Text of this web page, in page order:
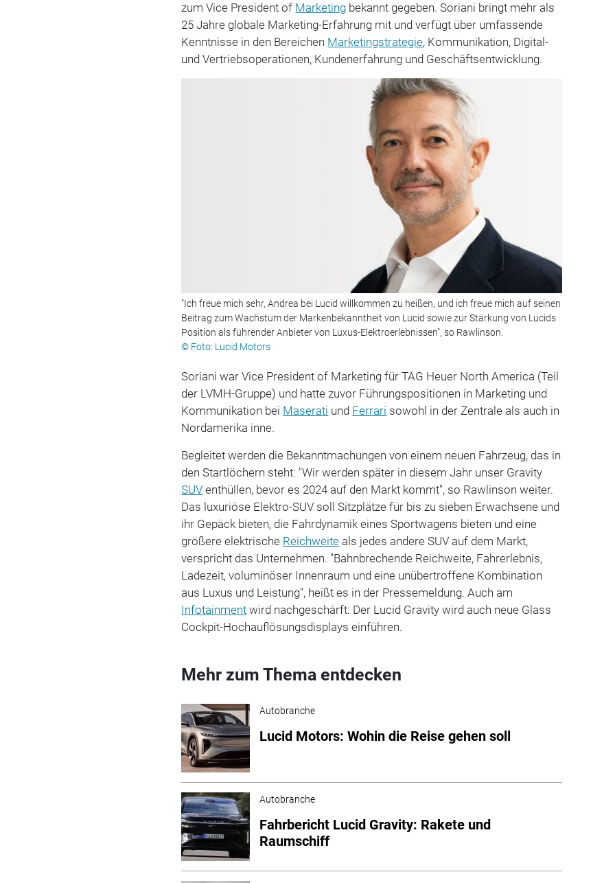
zum Vice President of Marketing bekannt gegeben. Soriani bringt mehr als
25 Jahre globale Marketing-Erfahrung mit und verfügt über umfassende
Kenntnisse in den Bereichen Marketingstrategie, Kommunikation, Digital-
und Vertriebsoperationen, Kundenerfahrung und Geschäftsentwicklung.
"Ich freue mich sehr, Andrea bei Lucid willkommen zu heißen, und ich freue mich auf seinen
Beitrag zum Wachstum der Markenbekanntheit von Lucid sowie zur Stärkung von Lucids
Position als führender Anbieter von Luxus-Elektroerlebnissen", so Rawlinson.
© Foto: Lucid Motors
Soriani war Vice President of Marketing für TAG Heuer North America (Teil
der LVMH-Gruppe) und hatte zuvor Führungspositionen in Marketing und
Kommunikation bei Maserati und Ferrari sowohl in der Zentrale als auch in
Nordamerika inne.
Begleitet werden die Bekanntmachungen von einem neuen Fahrzeug, das in
den Startlöchern steht: "Wir werden später in diesem Jahr unser Gravity
SUV enthüllen, bevor es 2024 auf den Markt kommt", so Rawlinson weiter.
Das luxuriöse Elektro-SUV soll Sitzplätze für bis zu sieben Erwachsene und
ihr Gepäck bieten, die Fahrdynamik eines Sportwagens bieten und eine
größere elektrische Reichweite als jedes andere SUV auf dem Markt,
verspricht das Unternehmen. "Bahnbrechende Reichweite, Fahrerlebnis,
Ladezeit, voluminöser Innenraum und eine unübertroffene Kombination
aus Luxus und Leistung", heißt es in der Pressemeldung. Auch am
Infotainment wird nachgeschärft: Der Lucid Gravity wird auch neue Glass
Cockpit-Hochauflösungsdisplays einführen.
Mehr zum Thema entdecken
Autobranche
Lucid Motors: Wohin die Reise gehen soll
Autobranche
Fahrbericht Lucid Gravity: Rakete und
Raumschiff